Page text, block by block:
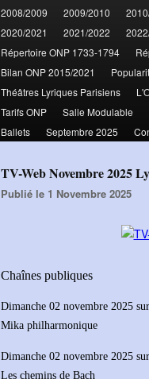
2008/2009
2009/2010
2020/2021
2021/2022
Répertoire ONP 1733-1794
Bilan ONP 2015/2021
Théâtres Lyriques Parisiens
Tarifs ONP
Salle Modulable
Ballets
Septembre 2025
TV-Web Novembre 2025
Publié le 1 Novembre 2025
Chaînes publiques
Dimanche 02 novembre 2025
Mika philharmonique
Dimanche 02 novembre 2025
Les chemins de Bach